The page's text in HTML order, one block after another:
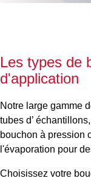
Les types de
d'application
Notre large gamme
tubes d’
bouchon à pression
l'évaporation pour
Choisissez votre